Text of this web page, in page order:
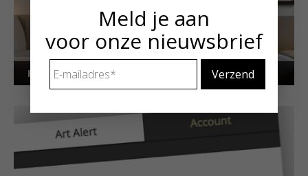
Kunstuitleen voor particulieren
Meld je aan
voor onze nieuwsbrief
mailadres *